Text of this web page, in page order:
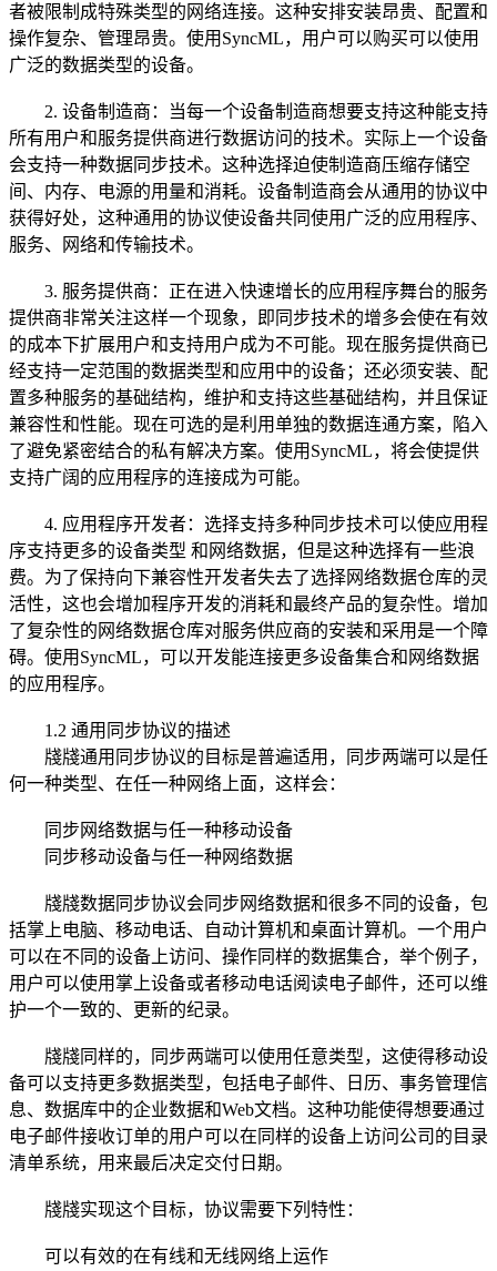
者被限制成特殊类型的网络连接。这种安排安装昂贵、配置和
操作复杂、管理昂贵。使用SyncML，用户可以购买可以使用
广泛的数据类型的设备。
2. 设备制造商：当每一个设备制造商想要支持这种能支持
所有用户和服务提供商进行数据访问的技术。实际上一个设备
会支持一种数据同步技术。这种选择迫使制造商压缩存储空
间、内存、电源的用量和消耗。设备制造商会从通用的协议中
获得好处，这种通用的协议使设备共同使用广泛的应用程序、
服务、网络和传输技术。
3. 服务提供商：正在进入快速增长的应用程序舞台的服务
提供商非常关注这样一个现象，即同步技术的增多会使在有效
的成本下扩展用户和支持用户成为不可能。现在服务提供商已
经支持一定范围的数据类型和应用中的设备；还必须安装、配
置多种服务的基础结构，维护和支持这些基础结构，并且保证
兼容性和性能。现在可选的是利用单独的数据连通方案，陷入
了避免紧密结合的私有解决方案。使用SyncML，将会使提供
支持广阔的应用程序的连接成为可能。
4. 应用程序开发者：选择支持多种同步技术可以使应用程
序支持更多的设备类型 和网络数据，但是这种选择有一些浪
费。为了保持向下兼容性开发者失去了选择网络数据仓库的灵
活性，这也会增加程序开发的消耗和最终产品的复杂性。增加
了复杂性的网络数据仓库对服务供应商的安装和采用是一个障
碍。使用SyncML，可以开发能连接更多设备集合和网络数据
的应用程序。
1.2 通用同步协议的描述
牋牋通用同步协议的目标是普遍适用，同步两端可以是任
何一种类型、在任一种网络上面，这样会：
同步网络数据与任一种移动设备
同步移动设备与任一种网络数据
牋牋数据同步协议会同步网络数据和很多不同的设备，包
括掌上电脑、移动电话、自动计算机和桌面计算机。一个用户
可以在不同的设备上访问、操作同样的数据集合，举个例子，
用户可以使用掌上设备或者移动电话阅读电子邮件，还可以维
护一个一致的、更新的纪录。
牋牋同样的，同步两端可以使用任意类型，这使得移动设
备可以支持更多数据类型，包括电子邮件、日历、事务管理信
息、数据库中的企业数据和Web文档。这种功能使得想要通过
电子邮件接收订单的用户可以在同样的设备上访问公司的目录
清单系统，用来最后决定交付日期。
牋牋实现这个目标，协议需要下列特性：
可以有效的在有线和无线网络上运作